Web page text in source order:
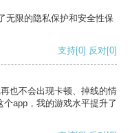
无限的隐私保护和安全性保
支持[0] 反对[0]
也不会出现卡顿、掉线的情
app，我的游戏水平提升了